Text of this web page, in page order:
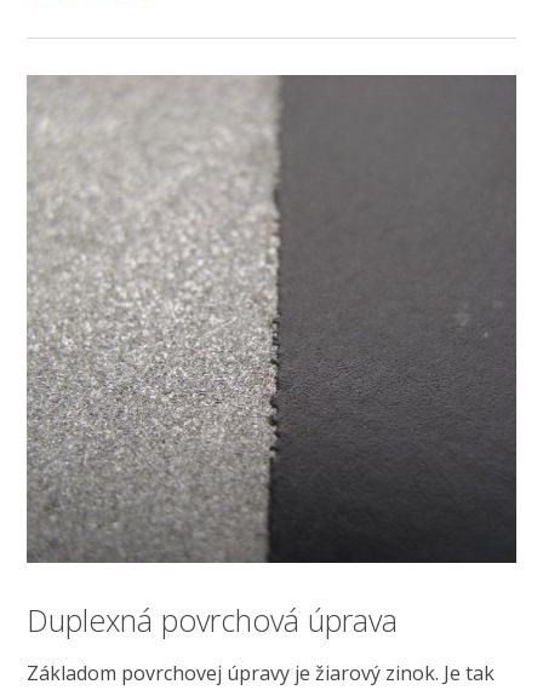
Duplexná povrchová úprava
Základom povrchovej úpravy je žiarový zinok. Je tak